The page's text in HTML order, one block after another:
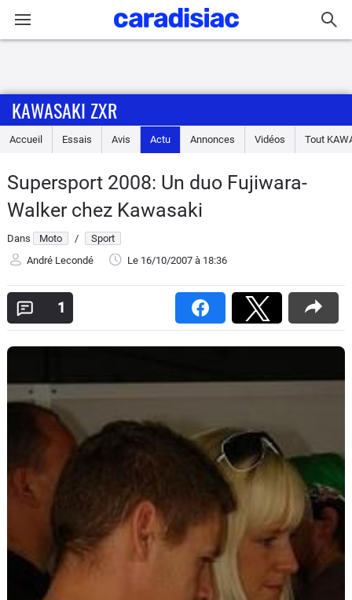
Accueil
Essais
Equipement
Forum
125
Marques
Services
KAWASAKI ZXR
Accueil Essais Avis Actu Annonces Vidéos Tout
Supersport 2008: Un duo Fujiwara-
Walker chez Kawasaki
Dans Moto /
Sport
André Lecondé
Le 16/10/2007 à 18:36
1